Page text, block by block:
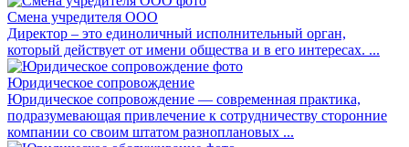
Смена учредителя ООО
Директор – это единоличный исполнительный орган,
который действует от имени общества и в его интересах. ...
Юридическое сопровождение
Юридическое сопровождение — современная практика,
подразумевающая привлечение к сотрудничеству сторонние
компании со своим штатом разноплановых ...